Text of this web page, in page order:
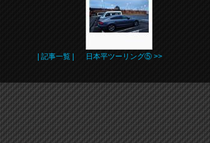
| 記事一覧 | 日本平ツーリング⑤ >>